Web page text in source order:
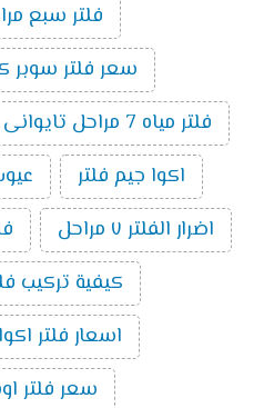
فلتر سبع
سعر فلتر سوبر
فلتر مياه 7 مراحل تايوانى
اكوا جيم فلتر
اضرار الفلتر ٧ مراحل
كيفية تركيب فلتر
اسعار فلتر اكوا
سعر فلتر اونو 7